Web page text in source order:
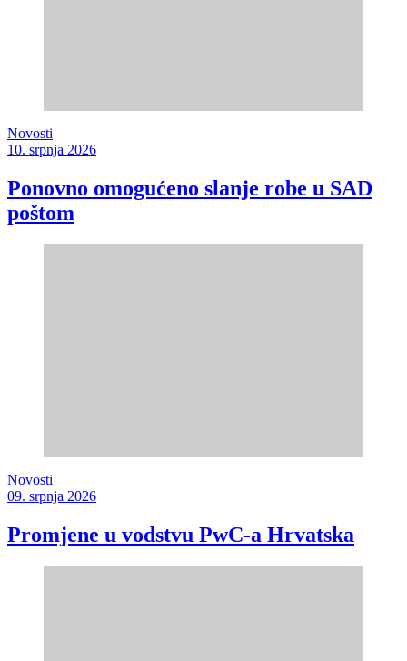
Novosti
10. srpnja 2026
Ponovno omogućeno slanje robe u SAD
poštom
Novosti
09. srpnja 2026
Promjene u vodstvu PwC-a Hrvatska